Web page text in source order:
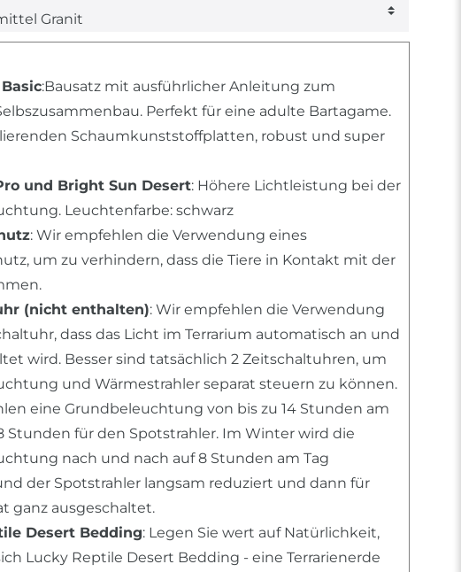
:Bausatz mit ausführlicher Anleitung zum
Perfekt für eine adulte Bartagame.
Schaumkunststoffplatten, robust und super
und Bright Sun Desert: Höhere Lichtleistung bei der
Leuchtenfarbe: schwarz
: Wir empfehlen die Verwendung eines
um zu verhindern, dass die Tiere in Kontakt mit der
(nicht enthalten): Wir empfehlen die Verwendung
dass das Licht im Terrarium automatisch an und
wird. Besser sind tatsächlich 2 Zeitschaltuhren, um
und Wärmestrahler separat steuern zu können.
eine Grundbeleuchtung von bis zu 14 Stunden am
Stunden für den Spotstrahler. Im Winter wird die
nach und nach auf 8 Stunden am Tag
der Spotstrahler langsam reduziert und dann für
ganz ausgeschaltet.
Desert Bedding: Legen Sie wert auf Natürlichkeit,
Lucky Reptile Desert Bedding - eine Terrarienerde